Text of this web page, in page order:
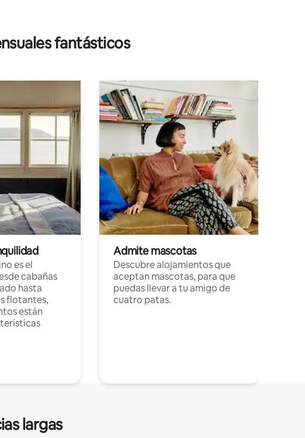
fantásticos
es el
cabañas
hasta
flotantes,
están
Admite mascotas
Descubre alojamientos que
aceptan mascotas, para que
puedas llevar a tu amigo de
cuatro patas.
largas